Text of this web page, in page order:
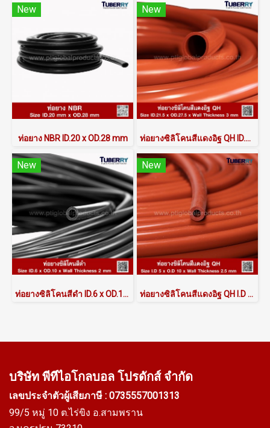
New
ท่อยาง NBR ID.20 x OD.28 mm
New
ท่อยางซิลิโคนสีแดงอิฐ QH ID.21.5 x OD.27.5
New
ท่อยางซิลิโคนสีดำ ID.6 x OD.10 mm
New
ท่อยางซิลิโคนสีแดงอิฐ QH I.D 5 x O.D 10mm
บริษัท พีทีไอโกลบอล โปรดักส์ จำกัด
เลขประจำตัวผู้เสียภาษี : 0735557001313
99/5 หมู่ 10 ต.ไร่ขิง อ.สามพราน